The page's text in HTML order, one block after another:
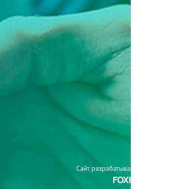
Сайт разрабатывали: